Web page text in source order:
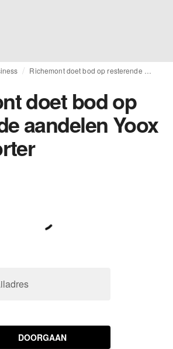
doet bod op
aandelen Yoox
DOORGAAN